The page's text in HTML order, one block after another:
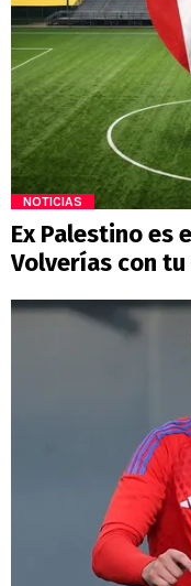
NOTICIAS
Ex Palestino es
Volverías con tu